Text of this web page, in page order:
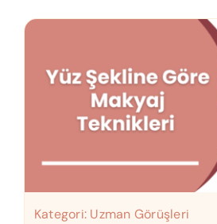
Kategori: Uzman Görüşleri